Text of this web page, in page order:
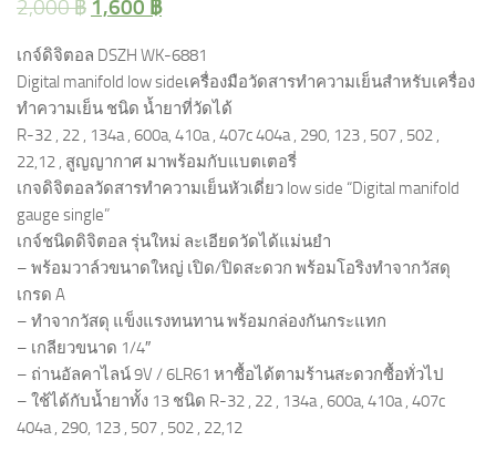
2,000฿ 1,600 ฿
เกจ์ดิจิตอล DSZH WK-6881
Digital manifold low sideเครื่องมือวัดสารทำความเย็นสำหรับเครื่อง
ทำความเย็น ชนิด น้ำยาที่วัดได้
R-32 , 22 , 134a , 600a, 410a , 407c 404a , 290, 123 , 507 , 502 ,
22,12 , สูญญากาศ มาพร้อมกับแบตเตอรี่
เกจดิจิตอลวัดสารทำความเย็นหัวเดี่ยว low side “Digital manifold
gauge single”
เกจ์ชนิดดิจิตอล รุ่นใหม่ ละเอียดวัดได้แม่นยำ
– พร้อมวาล์วขนาดใหญ่ เปิด/ปิดสะดวก พร้อมโอริงทำจากวัสดุ
เกรด A
– ทำจากวัสดุ แข็งแรงทนทาน พร้อมกล่องกันกระแทก
– เกลียวขนาด 1/4″
– ถ่านอัลคาไลน์ 9V / 6LR61 หาซื้อได้ตามร้านสะดวกซื้อทั่วไป
– ใช้ได้กับน้ำยาทั้ง 13 ชนิด R-32 , 22 , 134a , 600a, 410a , 407c
404a , 290, 123 , 507 , 502 , 22,12